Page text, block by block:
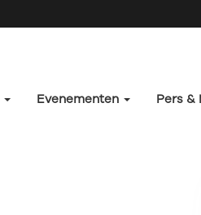
Evenementen Pers &